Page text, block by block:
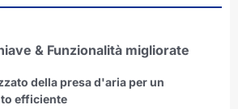
& Funzionalità migliorate
della presa d'aria per un
efficiente